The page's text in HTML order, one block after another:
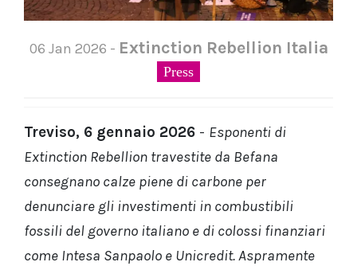
06 Jan 2026 - Extinction Rebellion Italia
Press
Treviso, 6 gennaio 2026 - Esponenti di
Extinction Rebellion travestite da Befana
consegnano calze piene di carbone per
denunciare gli investimenti in combustibili
fossili del governo italiano e di colossi finanziari
come Intesa Sanpaolo e Unicredit. Aspramente